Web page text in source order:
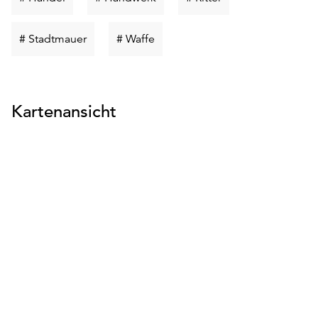
# StadtmauerSchlüsselwort
# Waffe
Kartenansicht